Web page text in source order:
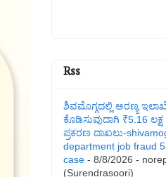
Rss
ಶಿವಮೊಗ್ಗದಲ್ಲಿ ಅರಣ್ಯ
ಕೊಡಿಸುವುದಾಗಿ ₹5.16
ಪ್ರಕರಣ ದಾಖಲು-
department job fraud
case - 8/8/2026 -
(Surendrasoori)